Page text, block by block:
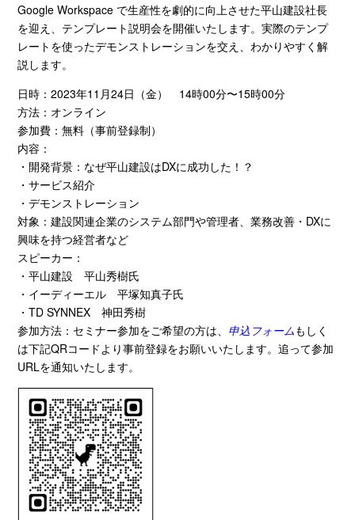
Google Workspace で生産性を劇的に向上させた平山建設社長
を迎え、テンプレート説明会を開催いたします。実際のテンプ
レートを使ったデモンストレーションを交え、わかりやすく解
説します。
日時：2023年11月24日（金） 14時00分〜15時00分
方法：オンライン
参加費：無料（事前登録制）
内容：
・開発背景：なぜ平山建設はDXに成功した！？
・サービス紹介
・デモンストレーション
対象：建設関連企業のシステム部門や管理者、業務改善・ DXに
興味を持つ経営者など
スピーカー：
・平山建設 平山秀樹氏
・イーディーエル 平塚知真子氏
・TD SYNNEX 神田秀樹
参加方法：セミナー参加をご希望の方は、 申込フォームもしく
は下記QRコードより事前登録をお願いいたします。追って参加
URLを通知いたします。